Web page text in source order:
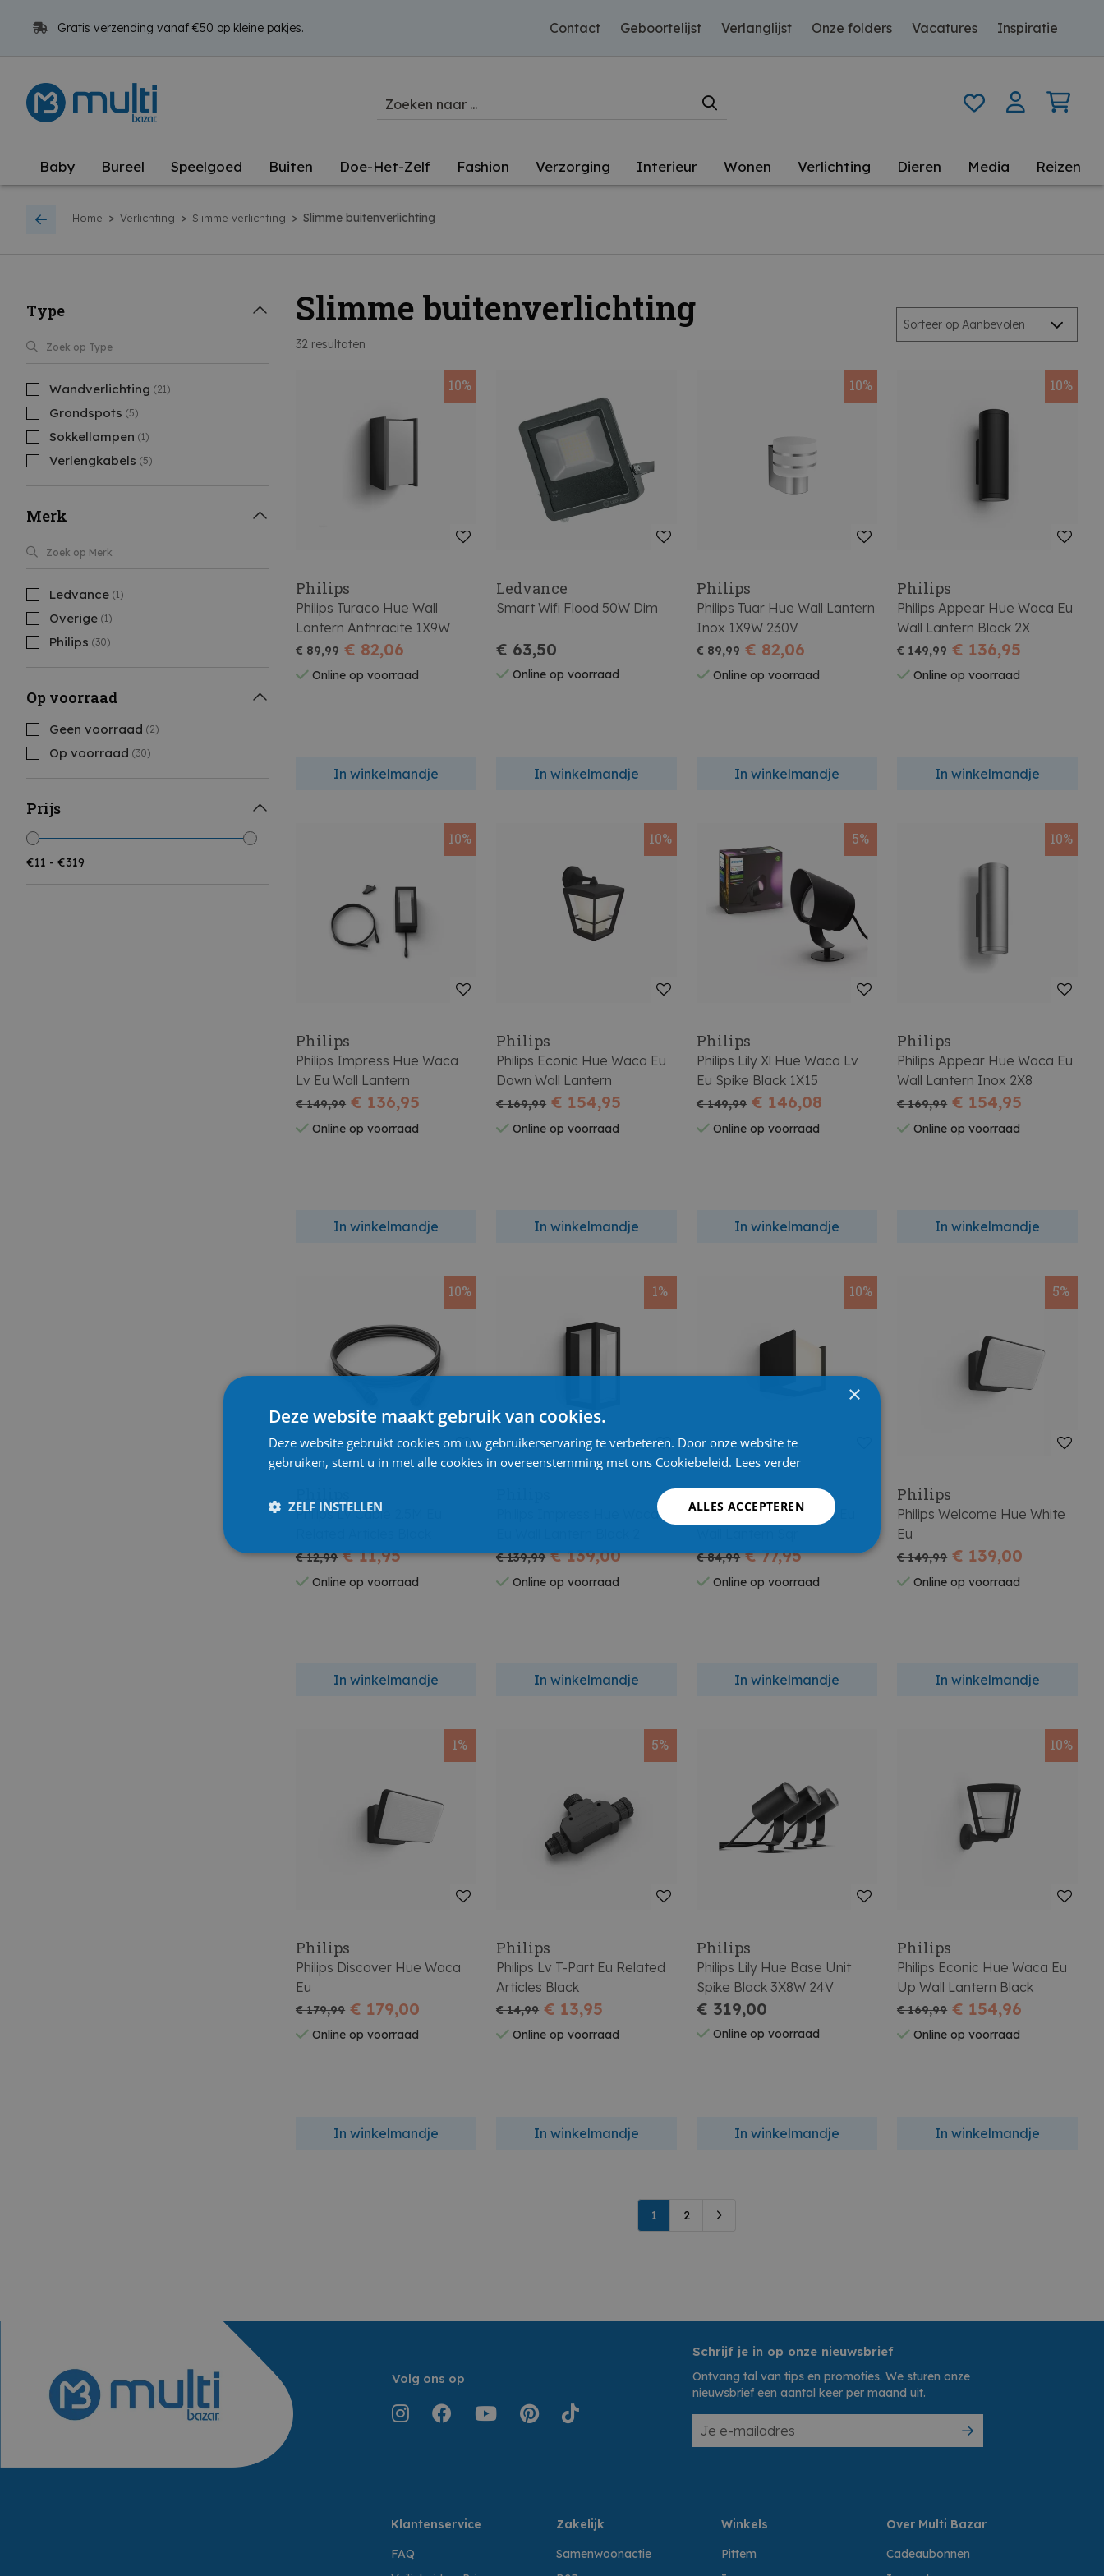
Gratis verzending vanaf €50 op kleine pakjes. Contact Geboortelijst Verlanglijst Onze folders Vacatures Inspiratie
Baby Bureel Speelgoed Buiten Doe-Het-Zelf Fashion Verzorging Interieur Wonen Verlichting Dieren Media Reizen
Home > Verlichting > Slimme verlichting > Slimme buitenverlichting
Type
Wandverlichting (21)
Grondspots (5)
Sokkellampen (1)
Verlengkabels (5)
Merk
Ledvance (1)
Overige (1)
Philips (30)
Op voorraad
Geen voorraad (2)
Op voorraad (30)
Prijs
Slimme buitenverlichting
32 resultaten
10%
Philips
Philips Turaco Hue Wall
Lantern Anthracite 1X9W
€ 89,99 € 82,06
Online op voorraad
In winkelmandje
Ledvance
Smart Wifi Flood 50W Dim
€ 63,50
Online op voorraad
In winkelmandje
10%
Philips
Philips Tuar Hue Wall Lantern
Inox 1X9W 230V
€ 89,99 € 82,06
Online op voorraad
In winkelmandje
10%
Philips
Philips Appear Hue Waca Eu
Wall Lantern Black 2X
€ 149,99 € 136,95
Online op voorraad
In winkelmandje
10%
Philips
Philips Impress Hue Waca
Lv Eu Wall Lantern
€ 149,99 € 136,95
Online op voorraad
In winkelmandje
10%
Philips
Philips Econic Hue Waca Eu
Down Wall Lantern
€ 169,99 € 154,95
Online op voorraad
In winkelmandje
5%
Philips
Philips Lily Xl Hue Waca Lv
Eu Spike Black 1X15
€ 149,99 € 146,08
Online op voorraad
In winkelmandje
10%
Philips
Philips Appear Hue Waca Eu
Wall Lantern Inox 2X8
€ 169,99 € 154,95
Online op voorraad
In winkelmandje
10%
Philips Lv Cable 2.5M Eu
€ 12,99 € 11,95
Online op voorraad
In winkelmandje
1%
Philips Impress Hue Waca
€ 139,99 € 139,00
Online op voorraad
In winkelmandje
10%
Overige
Philips Fuzo Hue White Eu
€ 84,99 € 77,95
Online op voorraad
In winkelmandje
5%
Philips
Philips Welcome Hue White
Eu
€ 149,99 € 139,00
Online op voorraad
In winkelmandje
1%
Philips
Philips Discover Hue Waca
Eu
€ 179,99 € 179,00
Online op voorraad
In winkelmandje
5%
Philips
Philips Lv T-Part Eu Related
Articles Black
€ 14,99 € 13,95
Online op voorraad
In winkelmandje
Philips
Philips Lily Hue Base Unit
Spike Black 3X8W 24V
€ 319,00
Online op voorraad
In winkelmandje
10%
Philips
Philips Econic Hue Waca Eu
Up Wall Lantern Black
€ 169,99 € 154,96
Online op voorraad
In winkelmandje
1 2
Volg ons op
Schrijf je in op onze nieuwsbrief
Ontvang tal van tips en promoties. We sturen onze
nieuwsbrief een aantal keer per maand uit.
Klantenservice
FAQ
Zakelijk
Samenwoonactie
Winkels
Pittem
Over Multi Bazar
Cadeaubonnen
×
Deze website maakt gebruik van cookies.
Deze website gebruikt cookies om uw gebruikerservaring te verbeteren. Door onze website te
gebruiken, stemt u in met alle cookies in overeenstemming met ons Cookiebeleid. Lees verder
ALLES ACCEPTEREN
ZELF INSTELLEN